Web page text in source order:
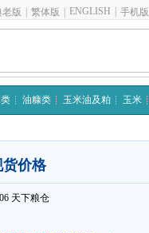
老版 繁体版 ENGLISH 手机版
油糠类 玉米油及粕 玉米
货价格
天下粮仓